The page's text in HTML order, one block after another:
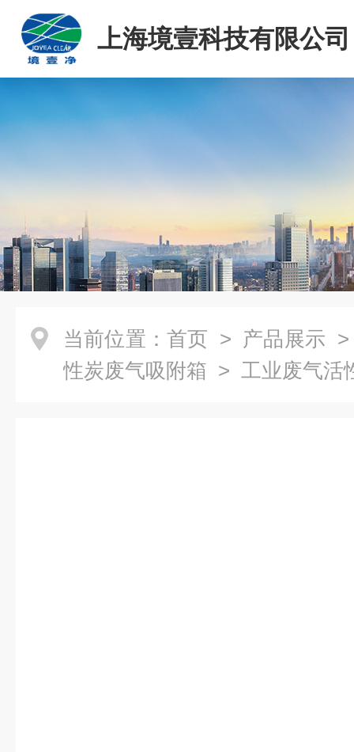
上海境壹科技有限公司
当前位置： 首页 > 产品展示
性炭废气吸附箱 > 工业废气活